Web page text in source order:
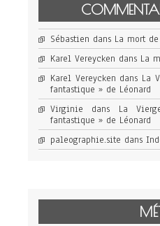
Sébastien dans La mort
Karel Vereycken dans La
Karel Vereycken dans La
fantastique » de Léonard
Virginie dans La
fantastique » de Léonard
paleographie.site dans